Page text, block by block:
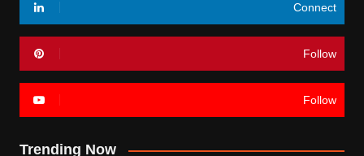
Connect
Follow
Follow
Trending Now